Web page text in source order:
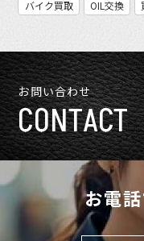
バイク買取
OIL交換
お問い合わせ
CONTACT
お電